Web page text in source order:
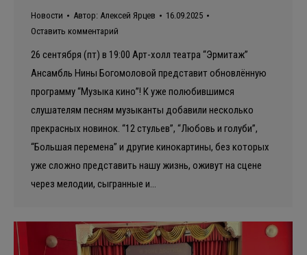
Новости Автор: Алексей Ярцев
16.09.2025
Оставить комментарий
26 сентября (пт) в 19:00 Арт-холл театра “Эрмитаж”
Ансамбль Нины Богомоловой представит обновлённую
программу “Музыка кино”! К уже полюбившимся
слушателям песням музыканты добавили несколько
прекрасных новинок. “12 стульев”, “Любовь и голуби”,
“Большая перемена” и другие кинокартины, без которых
уже сложно представить нашу жизнь, оживут на сцене
через мелодии, сыгранные и…